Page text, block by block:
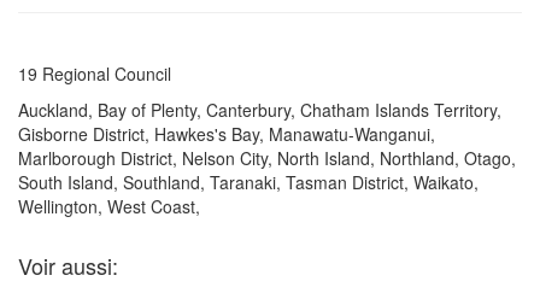
19 Regional Council
Auckland, Bay of Plenty, Canterbury, Chatham Islands Territory,
Gisborne District, Hawkes's Bay, Manawatu-Wanganui,
Marlborough District, Nelson City, North Island, Northland, Otago,
South Island, Southland, Taranaki, Tasman District, Waikato,
Wellington, West Coast,
Voir aussi: